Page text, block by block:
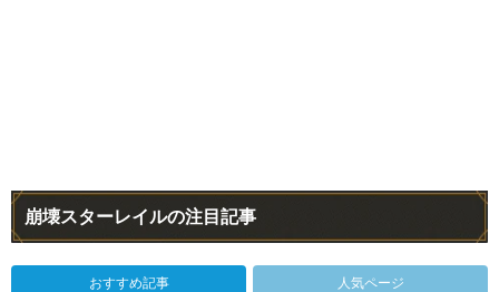
崩壊スターレイルの注目記事
おすすめ記事 人気ページ